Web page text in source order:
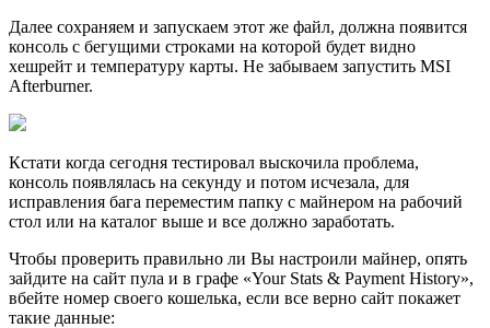
Далее сохраняем и запускаем этот же файл, должна появится
консоль с бегущими строками на которой будет видно
хешрейт и температуру карты. Не забываем запустить MSI
Afterburner.
Кстати когда сегодня тестировал выскочила проблема,
консоль появлялась на секунду и потом исчезала, для
исправления бага переместим папку с майнером на рабочий
стол или на каталог выше и все должно заработать.
Чтобы проверить правильно ли Вы настроили майнер, опять
зайдите на сайт пула и в графе «Your Stats & Payment History»,
вбейте номер своего кошелька, если все верно сайт покажет
такие данные: